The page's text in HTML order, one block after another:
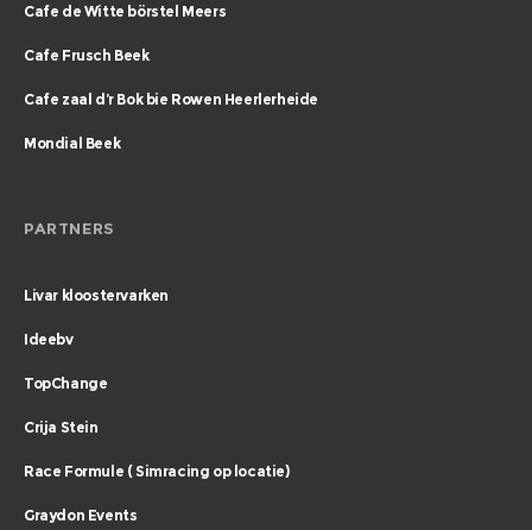
Cafe de Witte börstel Meers
Cafe Frusch Beek
Cafe zaal d’r Bok bie Rowen Heerlerheide
Mondial Beek
PARTNERS
Livar kloostervarken
Ideebv
TopChange
Crija Stein
Race Formule ( Simracing op locatie)
Graydon Events